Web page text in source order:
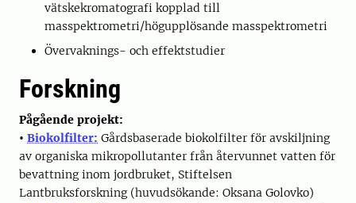
vätskekromatografi kopplad till
masspektrometri/högupplösande masspektrometri
Övervaknings- och effektstudier
Forskning
Pågående projekt:
• Biokolfilter: Gårdsbaserade biokolfilter för avskiljning
av organiska mikropollutanter från återvunnet vatten för
bevattning inom jordbruket, Stiftelsen
Lantbruksforskning (huvudsökande: Oksana Golovko)